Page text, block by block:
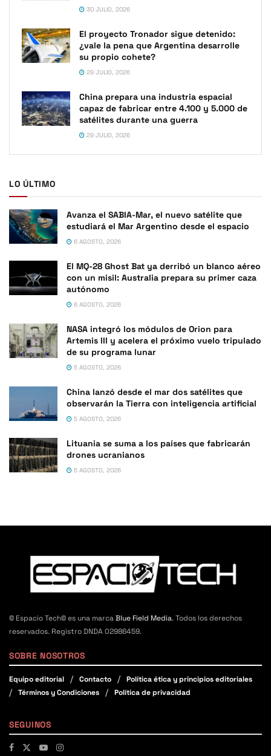
30 JULIO, 2026
El proyecto Tronador sigue detenido:
¿vale la pena que Argentina desarrolle
su propio cohete?
29 JULIO, 2026
China prepara una industria espacial
capaz de fabricar entre 4.100 y 5.000 de
satélites durante una guerra
29 JULIO, 2026
LO ÚLTIMO
Avanza el SABIA-Mar, el nuevo satélite que
estudiará el Mar Argentino desde el espacio
6 AGOSTO, 2026
El MQ-28 Ghost Bat ya derribó un blanco aéreo
con un misil: Australia prepara su primer caza
autónomo
6 AGOSTO, 2026
NASA integró los módulos de Orion para
Artemis III y acelera el próximo vuelo tripulado
de su programa lunar
5 AGOSTO, 2026
China lanzó desde el mar dos satélites que
observarán la Tierra con inteligencia artificial
5 AGOSTO, 2026
Lituania se suma a los países que fabricarán
drones ucranianos
5 AGOSTO, 2026
© Espacio Tech© es una marcaBlue Field Media. Todos los derechos
reservados. Registro DNDA 02986459.
SOBRE NOSOTROS
Equipo editorial Contacto
Política ética y principios editoriales
Términos y Condiciones
Política de privacidad
SEGUINOS